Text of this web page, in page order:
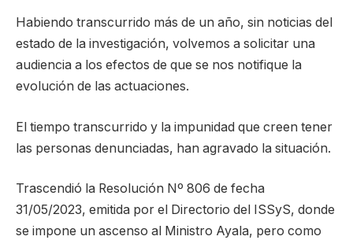
Habiendo transcurrido más de un año, sin noticias del
estado de la investigación, volvemos a solicitar una
audiencia a los efectos de que se nos notifique la
evolución de las actuaciones.
El tiempo transcurrido y la impunidad que creen tener
las personas denunciadas, han agravado la situación.
Trascendió la Resolución Nº 806 de fecha
31/05/2023, emitida por el Directorio del ISSyS, donde
se impone un ascenso al Ministro Ayala, pero como